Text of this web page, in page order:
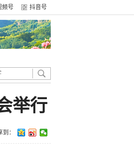
频号 抖音号
举行
到：